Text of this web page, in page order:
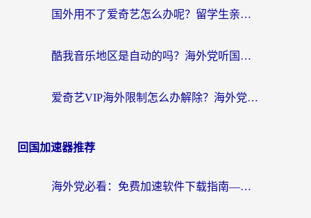
国外用不了爱奇艺怎么办呢？留学生亲测有效的回国加速方案
酷我音乐地区是自动的吗？海外党听国内音乐看视频的真实解决方案
爱奇艺VIP海外限制怎么办解除？海外党追剧看片的终极解决方案
回国加速器推荐
海外党必看：免费加速软件下载指南——无缝访问国内资源的正确打开方式